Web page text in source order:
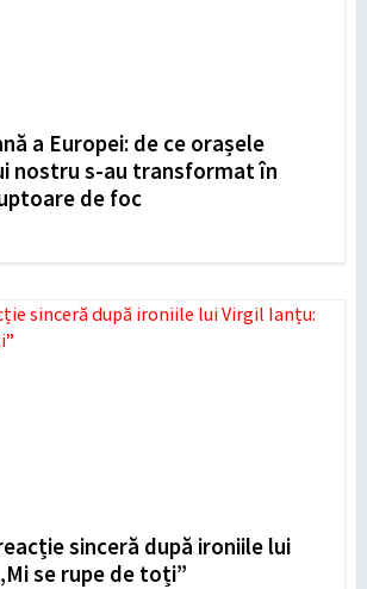
a Europei: de ce orașele
nostru s-au transformat în
de foc
sinceră după ironiile lui
se rupe de toți”